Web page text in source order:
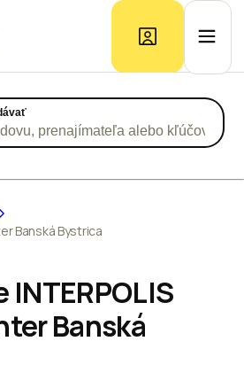
Prieskum trhu
Inzerát
prenajímateľa alebo kľúčové
Banská Bystrica
Banská